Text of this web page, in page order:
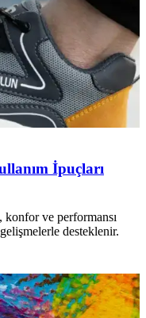
İpuçları
konfor ve performansı
desteklenir.